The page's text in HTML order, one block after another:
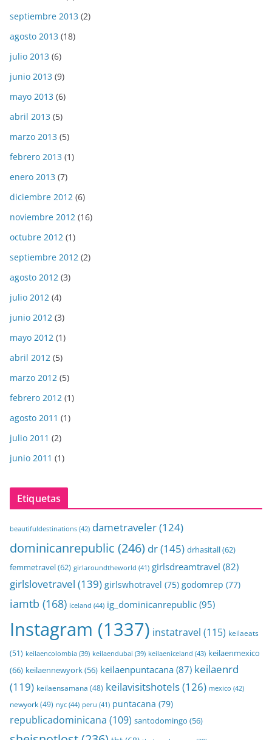
septiembre 2013 (2)
agosto 2013 (18)
julio 2013 (6)
junio 2013 (9)
mayo 2013 (6)
abril 2013 (5)
marzo 2013 (5)
febrero 2013 (1)
enero 2013 (7)
diciembre 2012 (6)
noviembre 2012 (16)
octubre 2012 (1)
septiembre 2012 (2)
agosto 2012 (3)
julio 2012 (4)
junio 2012 (3)
mayo 2012 (1)
abril 2012 (5)
marzo 2012 (5)
febrero 2012 (1)
agosto 2011 (1)
julio 2011 (2)
junio 2011 (1)
Etiquetas
beautifuldestinations (42) dametraveler(124)
dominicanrepublic (246) dr(145) drhasitall(62)
femmetravel(62) girlaroundtheworld (41) girlsdreamtravel (82)
girlslovetravel (139) girlswhotravel (75) godomrep (77)
iamtb (168) iceland (44) ig_dominicanrepublic (95)
Instagram (1337) instatravel (115) keilaeats
(51) keilaencolombia (39) keilaendubai (39) keilaeniceland (43) keilaenmexico
(66) keilaennewyork(56) keilaenpuntacana (87) keilaenrd
(119) keilaensamana (48) keilavisitshotels(126) mexico (42)
newyork(49) nyc (44) peru (41) puntacana (79)
republicadominicana (109) santodomingo (56)